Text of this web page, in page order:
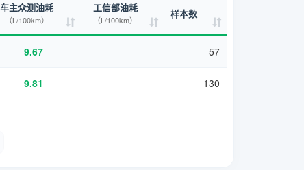
车主众测油耗
（L/100km）
工信部油耗
（L/100km） 样本数
9.67 57
9.81 130